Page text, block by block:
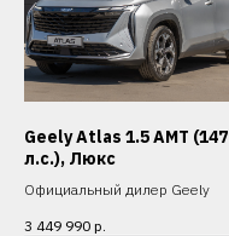
Geely Atlas 1.5 AMT (147
л.с.), Люкс
Официальный дилер Geely
3 449 990 р.